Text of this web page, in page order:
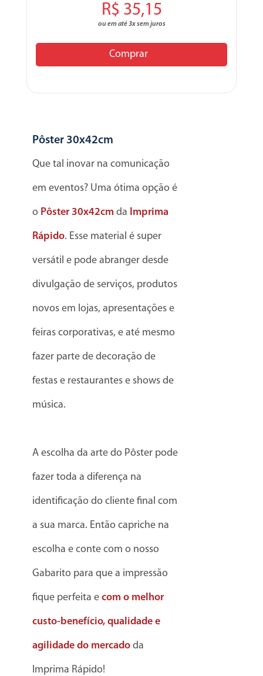
R$ 35,15
ou em até 3x sem juros
Comprar
Pôster 30x42cm
Que tal inovar na comunicação
em eventos? Uma ótima opção é
o Pôster 30x42cm da Imprima
Rápido. Esse material é super
versátil e pode abranger desde
divulgação de serviços, produtos
novos em lojas, apresentações e
feiras corporativas, e até mesmo
fazer parte de decoração de
festas e restaurantes e shows de
música.
A escolha da arte do Pôster pode
fazer toda a diferença na
identificação do cliente final com
a sua marca. Então capriche na
escolha e conte com o nosso
Gabarito para que a impressão
fique perfeita e com o melhor
custo-benefício, qualidade e
agilidade do mercado da
Imprima Rápido!